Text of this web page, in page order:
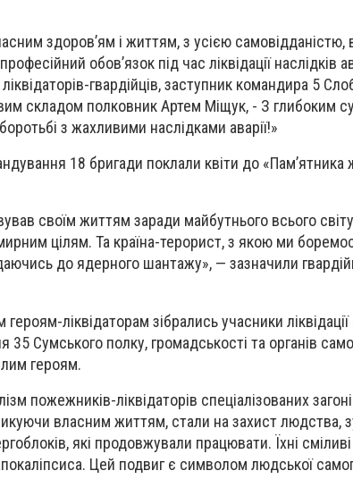
здоров’ям і життям, з усією самовідданістю,
обов’язок під час ліквідації наслідків
гвардійців, заступник командира 5
складом полковник Артем Міщук, - З глибоким
з жахливими наслідками аварії!»
18 бригади поклали квіти до «Пам’ятника
своїм життям заради майбутнього всього
цілям. Та країна-терорист, з якою ми
до ядерного шантажу», — зазначили
ліквідаторам зібрались учасники ліквідації
Сумського полку, громадськості та органів
героям.
пожежників-ліквідаторів спеціалізованих
власним життям, стали на захист людства,
які продовжували працювати. Їхні
Цей подвиг є символом людської